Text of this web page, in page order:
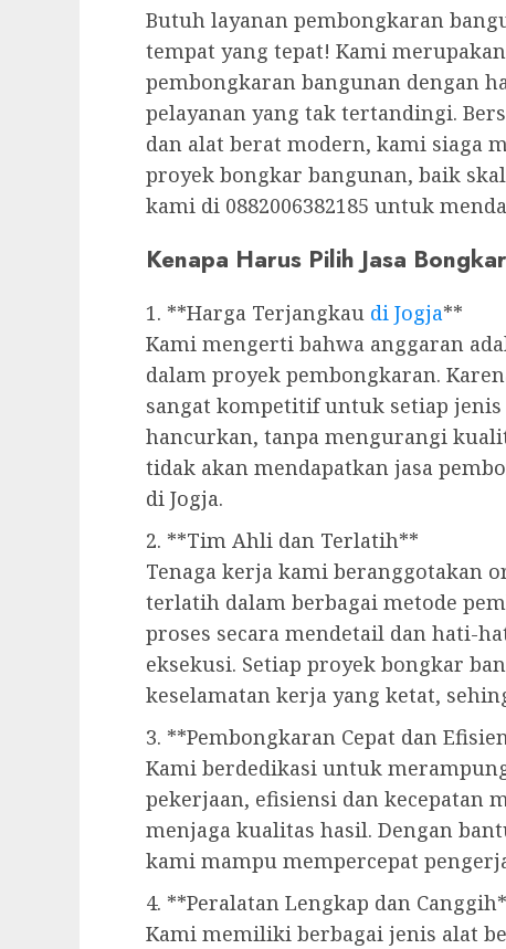
Butuh layanan pembongkaran
tempat yang tepat! Kami
pembongkaran bangunan dengan
pelayanan yang tak tertandingi.
dan alat berat modern, kami siaga
proyek bongkar bangunan, baik
kami di 0882006382185 untuk
Kenapa Harus Pilih Jasa
1. **Harga Terjangkau di Jogja**
Kami mengerti bahwa anggaran
dalam proyek pembongkaran.
sangat kompetitif untuk setiap
hancurkan, tanpa mengurangi
tidak akan mendapatkan jasa
di Jogja.
2. **Tim Ahli dan Terlatih**
Tenaga kerja kami beranggotakan
terlatih dalam berbagai metode
proses secara mendetail dan hati-
eksekusi. Setiap proyek bongkar
keselamatan kerja yang ketat,
3. **Pembongkaran Cepat dan
Kami berdedikasi untuk
pekerjaan, efisiensi dan kecepatan
menjaga kualitas hasil. Dengan
kami mampu mempercepat
4. **Peralatan Lengkap dan
Kami memiliki berbagai jenis alat